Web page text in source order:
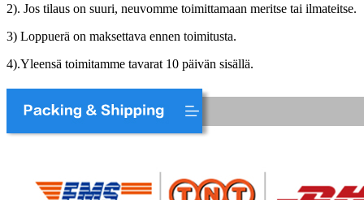
2). Jos tilaus on suuri, neuvomme toimittamaan meritse tai ilmateitse.
3) Loppuerä on maksettava ennen toimitusta.
4).Yleensä toimitamme tavarat 10 päivän sisällä.